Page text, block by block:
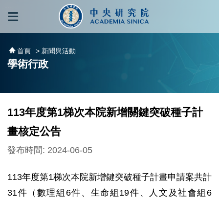
跳到主要內容區塊
首頁 > 新聞與活動
學術行政
113年度第1梯次本院新增關鍵突破種子計
畫核定公告
發布時間: 2024-06-05
113年度第1梯次本院新增鍵突破種子計畫申請案共計
31件（數理組6件、生命組19件、人文及社會組6